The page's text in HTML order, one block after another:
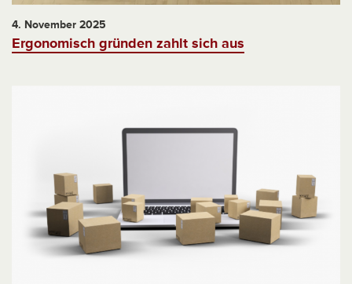
4. November 2025
Ergonomisch gründen zahlt sich aus